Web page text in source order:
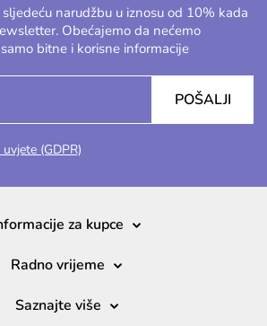
narudžbu u iznosu od 10% kada
Obećajemo da nećemo
bitne i korisne informacije
POŠALJI
(GDPR)
za kupce
Radno vrijeme
Saznajte više